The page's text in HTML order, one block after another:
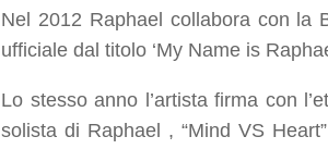
Nel 2012 Raphael collabora con la
ufficiale dal titolo ‘My Name is
Lo stesso anno l’artista firma con
solista di Raphael , “Mind VS